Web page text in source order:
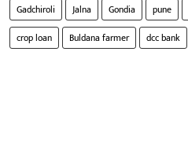
Gadchiroli
Jalna Gondia pune
crop loan
Buldana farmer dcc bank